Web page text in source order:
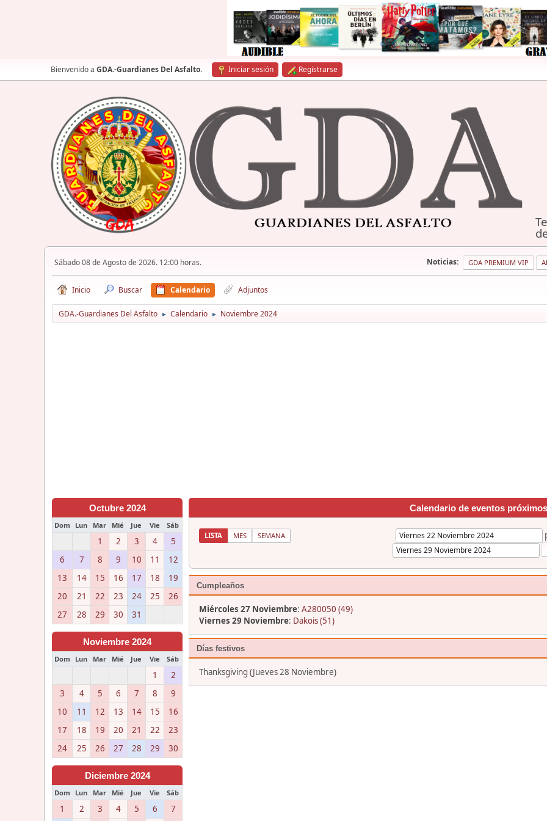
Bienvenido a GDA.-Guardianes Del Asfalto. Iniciar sesión Registrarse
Sábado 08 de Agosto de 2026. 12:00 horas. Noticias: GDA PREMIUM VIP
Inicio Buscar Calendario Adjuntos
GDA.-Guardianes Del Asfalto ► Calendario ► Noviembre 2024
Octubre 2024
Dom Lun Mar Mié Jue Vie Sáb
1 2 3 4
5
6
7 8 9 10 11
12
13
14 15 16 17 18
19
20
21 22 23 24 25
26
27
28 29 30 31
Noviembre 2024
Dom Lun Mar Mié Jue Vie Sáb
1
2
3
4 5 6 7 8
9
10
11 12 13 14 15
16
17
18 19 20 21 22
23
24
25 26 27 28 29 30
Diciembre 2024
Dom Lun Mar Mié Jue Vie Sáb
1 2 3 4 5 6 7
Calendario de eventos próximos
LISTA MES SEMANA
Cumpleaños
Miércoles 27 Noviembre: A280050 (49)
Viernes 29 Noviembre: Dakois (51)
Días festivos
Thanksgiving (Jueves 28 Noviembre)